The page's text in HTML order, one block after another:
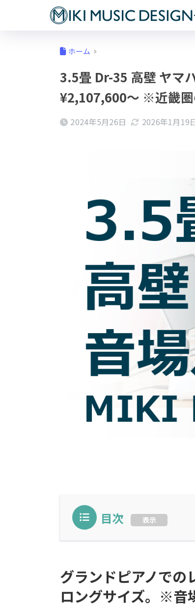
ホーム
3.5畳 Dr-35 高壁 ヤマ
¥2,107,600～ ※近畿
2024年5月26日 2026年1月19
目次 表示
グランドピアノでの
ロングサイズ。※音